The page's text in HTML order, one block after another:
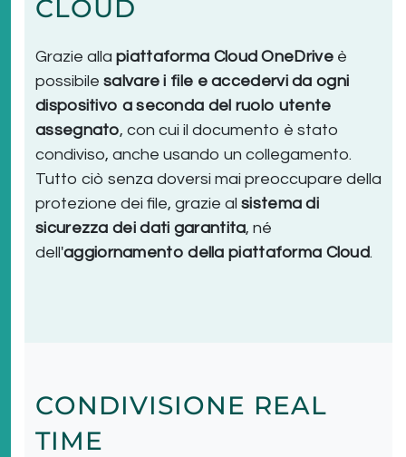
CLOUD
Grazie alla piattaforma Cloud OneDriveè
possibile salvare i file e accedervi da ogni
dispositivo a seconda del ruolo utente
assegnato, con cui il documento è stato
condiviso, anche usando un collegamento.
Tutto ciò senza doversi mai preoccupare della
protezione dei file, grazie al sistema di
sicurezza dei dati garantita, né
dell'aggiornamento della piattaforma Cloud.
CONDIVISIONE REAL
TIME